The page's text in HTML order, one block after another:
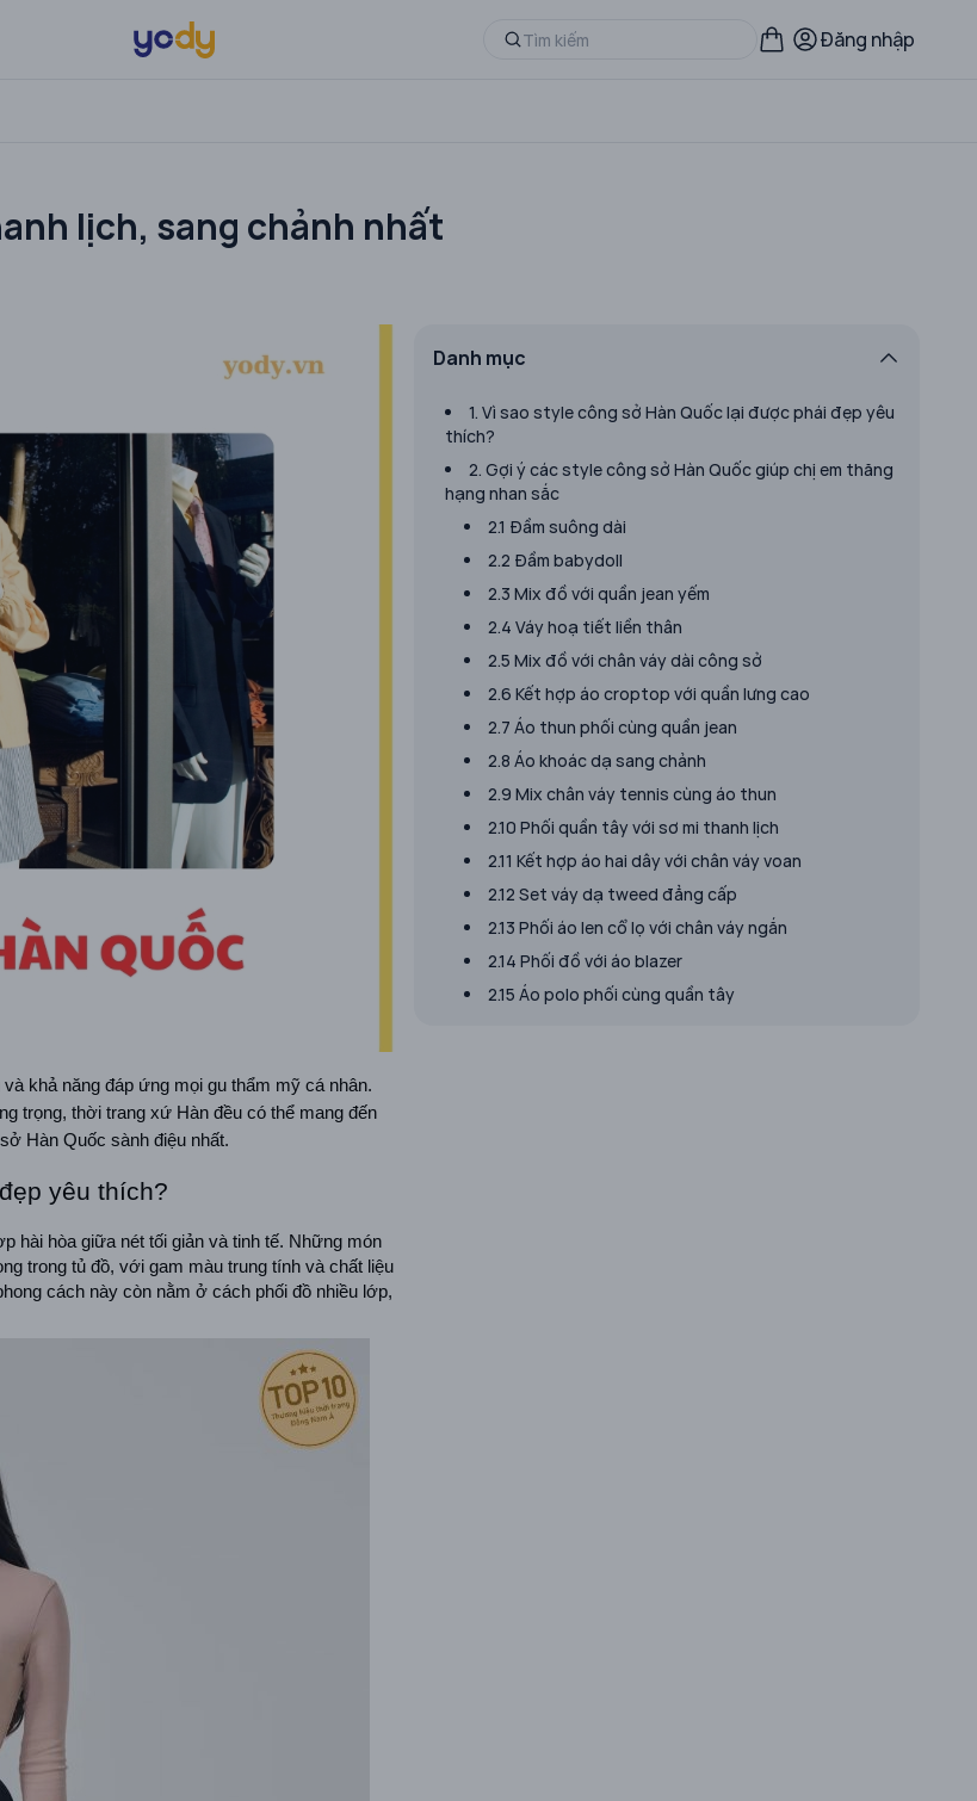
Đăng nhập
lịch, sang chảnh nhất
khả năng đáp ứng mọi gu thẩm mỹ cá nhân.
trọng, thời trang xứ Hàn đều có thể mang đến
Hàn Quốc sành điệu nhất.
yêu thích?
hài hòa giữa nét tối giản và tinh tế. Những món
trong tủ đồ, với gam màu trung tính và chất liệu
cách này còn nằm ở cách phối đồ nhiều lớp,
Danh mục
1. Vì sao style công sở Hàn Quốc lại được phái đẹp yêu
thích?
2. Gợi ý các style công sở Hàn Quốc giúp chị em thăng
hạng nhan sắc
2.1 Đầm suông dài
2.2 Đầm babydoll
2.3 Mix đồ với quần jean yếm
2.4 Váy hoạ tiết liền thân
2.5 Mix đồ với chân váy dài công sở
2.6 Kết hợp áo croptop với quần lưng cao
2.7 Áo thun phối cùng quần jean
2.8 Áo khoác dạ sang chảnh
2.9 Mix chân váy tennis cùng áo thun
2.10 Phối quần tây với sơ mi thanh lịch
2.11 Kết hợp áo hai dây với chân váy voan
2.12 Set váy dạ tweed đẳng cấp
2.13 Phối áo len cổ lọ với chân váy ngắn
2.14 Phối đồ với áo blazer
2.15 Áo polo phối cùng quần tây